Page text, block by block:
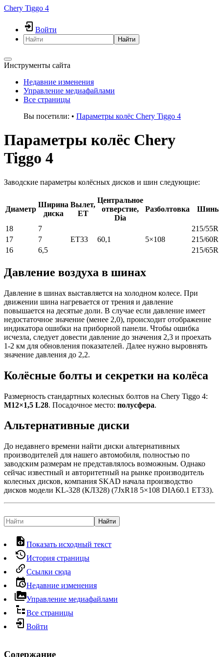
Chery Tiggo 4
Войти
Найти
Инструменты сайта
Недавние изменения
Управление медиафайлами
Все страницы
Вы посетили: • Параметры колёс Chery Tiggo 4
Параметры колёс Chery
Tiggo 4
Заводские параметры колёсных дисков и шин следующие:
Диаметр
Ширина
диска
Вылет,
ET
Центральное
отверстие,
Dia
Разболтовка
18
7
ET33
60,1 5×108
215/
17
7
215/
16
6,5 215/
Давление воздуха в шинах
Давление в шинах выставляется на холодном колесе. При
движении шина нагревается от трения и давление
повышается на десятые доли. В случае если давление имеет
недостаточное значение (менее 2,0), происходит отображение
индикатора ошибки на приборной панели. Чтобы ошибка
исчезла, следует довести давление до значения 2,3 и проехать
1-2 км для обновления показателей. Далее нужно выровнять
значение давления до 2,2.
Колёсные болты и секретки на колёса
Размерность стандартных колесных болтов на Chery Tiggo 4:
M12×1,5 L28. Посадочное место: полусфера.
Альтернативные диски
До недавнего времени найти диски альтернативных
производителей для нашего автомобиля, полностью по
заводским размерам не представлялось возможным. Однако
сейчас известный и авторитетный на рынке производитель
колесных дисков, компания SKAD начала производство
дисков модели KL-328 (КЛ328) (7JxR18 5×108 DIA60.1 ET33).
Найти
Показать исходный текст
История страницы
Ссылки сюда
Недавние изменения
Управление медиафайлами
Все страницы
Войти
Содержание